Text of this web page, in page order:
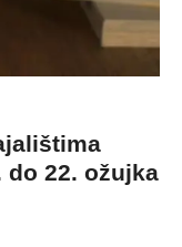
22. ožujka